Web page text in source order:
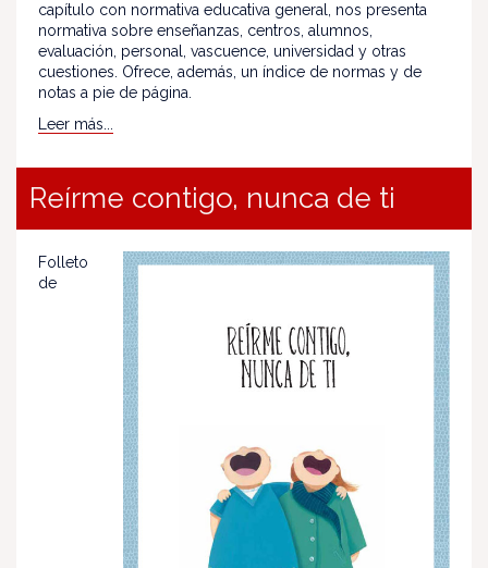
capítulo con normativa educativa general, nos presenta
normativa sobre enseñanzas, centros, alumnos,
evaluación, personal, vascuence, universidad y otras
cuestiones. Ofrece, además, un índice de normas y de
notas a pie de página.
Leer más...
Reírme contigo, nunca de ti
Folleto
de